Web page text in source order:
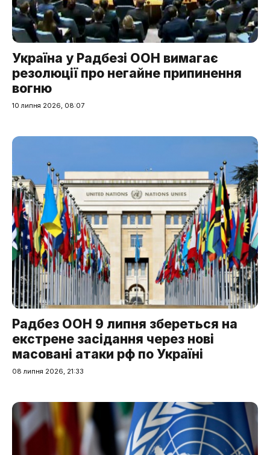
Україна у Радбезі ООН вимагає
резолюції про негайне припинення
вогню
10 липня 2026, 08:07
Радбез ООН 9 липня збереться на
екстрене засідання через нові
масовані атаки рф по Україні
08 липня 2026, 21:33